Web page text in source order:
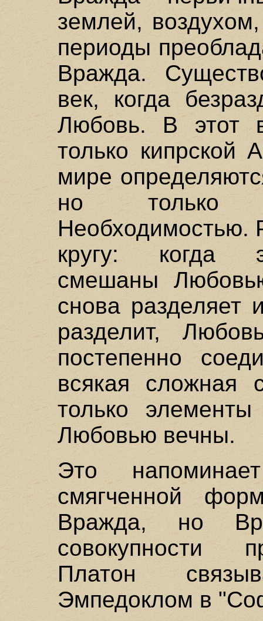
землей,
периоды
Вражда.
век, когда
Любовь. В этот
только кипрской
мире
но только
Необходимостью.
кругу: когда
смешаны
снова разделяет
разделит,
постепенно
всякая сложная
только
Любовью вечны.
Это
смягченной
Вражда, но
совокупности
Платон
Эмпедоклом в